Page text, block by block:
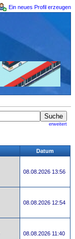
Ein neues Profil erzeugen
erweitert
Datum
08.08.2026 13:56
08.08.2026 12:54
08.08.2026 11:40